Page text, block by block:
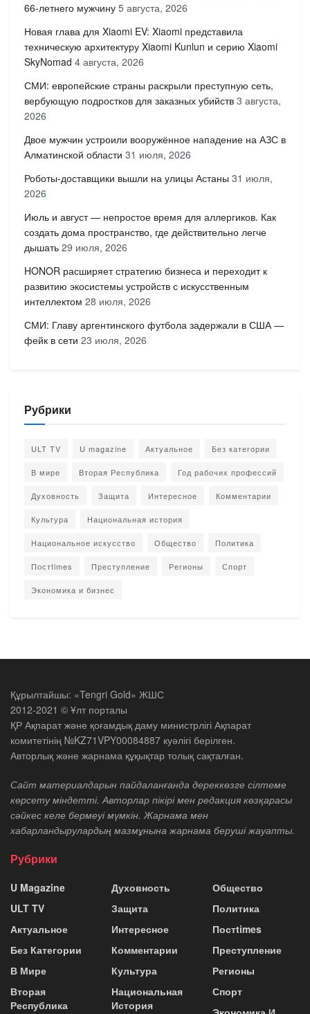
66-летнего мужчину 5 августа, 2026
Новая глава для Xiaomi EV: Xiaomi представила
техническую архитектуру Xiaomi Kunlun и серию Xiaomi
SkyNomad 4 августа, 2026
СМИ: европейские страны раскрыли преступную сеть,
вербующую подростков для заказных убийств 3 августа,
2026
Двое мужчин устроили вооружённое нападение на АЗС в
Алматинской области 31 июля, 2026
Роботы-доставщики вышли на улицы Астаны 31 июля,
2026
Июль и август — непростое время для аллергиков. Как
создать дома пространство, где действительно легче
дышать 29 июля, 2026
HONOR расширяет стратегию бизнеса и переходит к
развитию экосистемы устройств с искусственным
интеллектом 28 июля, 2026
СМИ: Главу аргентинского футбола задержали в США —
фейк в сети 23 июля, 2026
Рубрики
ULT TV U magazine Актуальное Без категории
В мире Вторая Республика Год рабочих профессий
Духовность Защита Интересное Комментарии
Культура Национальная история
Национальное искусство Общество Политика
Постtimes Преступление Регионы Спорт
Экономика и бизнес
Құрылтайшы: «Tengri Gold» ЖШС
2012-2021 © Ұлт порталы
ҚР Ақпарат және қоғамдық даму министрлігі Ақпарат
комитетінің №KZ71VPY00084887 куәлігі берілген.
Авторлық және жарнама құқықтар толық сақталған.
Сайт материалдарын пайдаланғанда дереккөзге сілтеме
көрсету міндетті. Авторлар пікірі мен редакция көзқарасы
сәйкес келе бермеуі мүмкін. Жарнама мен
хабарландырулардың мазмұнына жарнама беруші жауапты.
Рубрики
U Magazine
ULT TV
Актуальное
Без Категории
В Мире
Вторая
Республика
Духовность
Защита
Интересное
Комментарии
Культура
Национальная
История
Общество
Политика
Постtimes
Преступление
Регионы
Спорт